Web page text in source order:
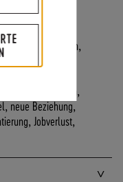
stabilisieren,
stärken,
erkennen,
überwinden,
neue Beziehung,
Jobverlust,